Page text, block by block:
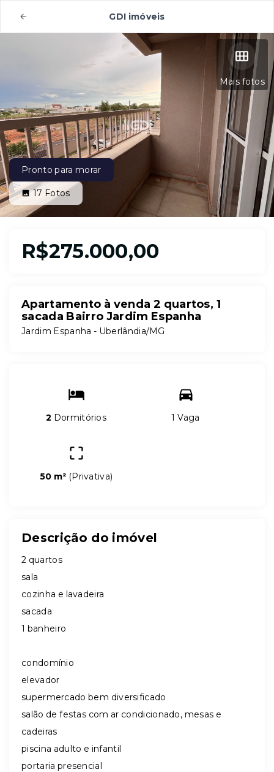
GDI imóveis
Mais fotos
Pronto para morar
17 Fotos
R$275.000,00
Apartamento à venda 2 quartos, 1
sacada Bairro Jardim Espanha
Jardim Espanha - Uberlândia/MG
2 Dormitórios 1 Vaga
50 m² (Privativa)
Descrição do imóvel
2 quartos
sala
cozinha e lavadeira
sacada
1 banheiro
condomínio
elevador
supermercado bem diversificado
salão de festas com ar condicionado, mesas e
cadeiras
piscina adulto e infantil
portaria presencial